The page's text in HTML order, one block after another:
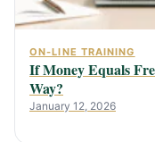
ON-LINE TRAINING
If Money Equals
Way?
January 12, 2026